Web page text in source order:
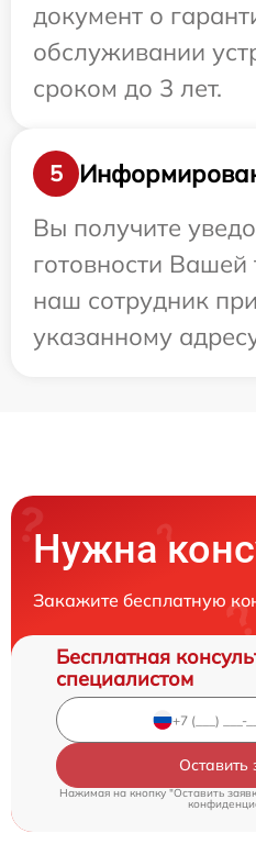
документ о
обслуживании
сроком до 3 лет.
5
Вы получите
готовности Вашей
наш сотрудник
указанному
Нужна
Закажите бесплатную
Бесплатная
специалистом
Оставить
Нажимая на кнопку "Оставить